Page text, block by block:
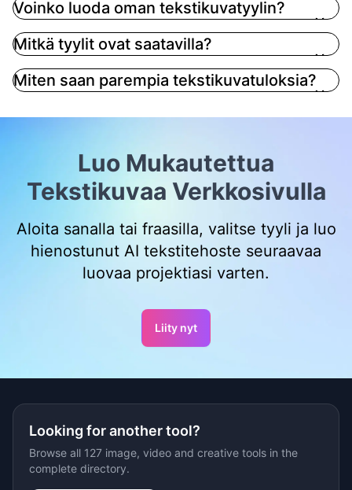
Voinko luoda oman tekstikuvatyylin?
Mitkä tyylit ovat saatavilla?
Miten saan parempia tekstikuvatuloksia?
Luo Mukautettua
Tekstikuvaa Verkkosivulla
Aloita sanalla tai fraasilla, valitse tyyli ja luo
hienostunut AI tekstitehoste seuraavaa
luovaa projektiasi varten.
Liity nyt
Looking for another tool?
Browse all 127 image, video and creative tools in the
complete directory.